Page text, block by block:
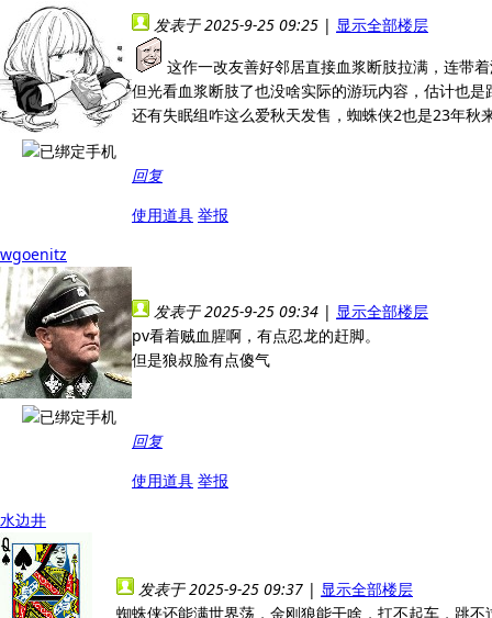
发表于 2025-9-25 09:25 | 显示全部楼层
这作一改友善好邻居直接血浆断肢拉满，连带
但光看血浆断肢了也没啥实际的游玩内容，估计也
还有失眠组咋这么爱秋天发售，蜘蛛侠2也是23年秋
回复
使用道具 举报
wgoenitz
发表于 2025-9-25 09:34 | 显示全部楼层
pv看着贼血腥啊，有点忍龙的赶脚。
但是狼叔脸有点傻气
回复
使用道具 举报
水边井
发表于 2025-9-25 09:37 | 显示全部楼层
蜘蛛侠还能满世界荡，金刚狼能干啥，扛不起车，跳